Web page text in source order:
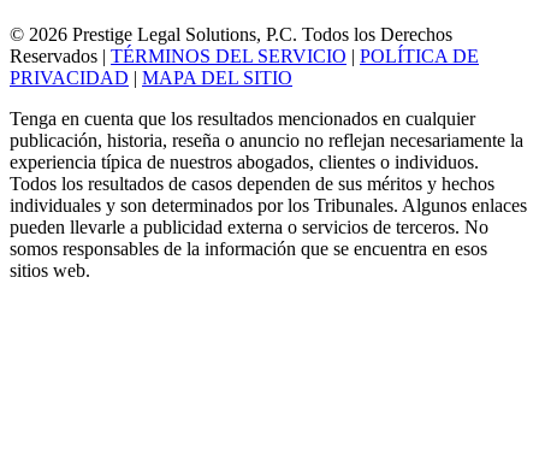
© 2026 Prestige Legal Solutions, P.C. Todos los Derechos
Reservados | TÉRMINOS DEL SERVICIO | POLÍTICA DE
PRIVACIDAD | MAPA DEL SITIO
Tenga en cuenta que los resultados mencionados en cualquier
publicación, historia, reseña o anuncio no reflejan necesariamente la
experiencia típica de nuestros abogados, clientes o individuos.
Todos los resultados de casos dependen de sus méritos y hechos
individuales y son determinados por los Tribunales. Algunos enlaces
pueden llevarle a publicidad externa o servicios de terceros. No
somos responsables de la información que se encuentra en esos
sitios web.